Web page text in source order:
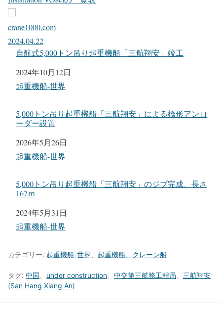
crane1000.com
2024.04.22
自航式5,000トン吊り起重機船「三航翔安」竣工
日付
2024年10月12日
関連理由
起重機船-世界
5,000トン吊り起重機船「三航翔安」による橋形アンロ
ーダー設置
日付
2026年5月26日
関連理由
起重機船-世界
5,000トン吊り起重機船「三航翔安」のジブ完成、長さ
167ｍ
日付
2024年5月31日
関連理由
起重機船-世界
カテゴリー: 起重機船-世界 起重機船、クレーン船
タグ: 中国 under construction 中交第三航務工程局
三航翔安
(San Hang Xiang An)